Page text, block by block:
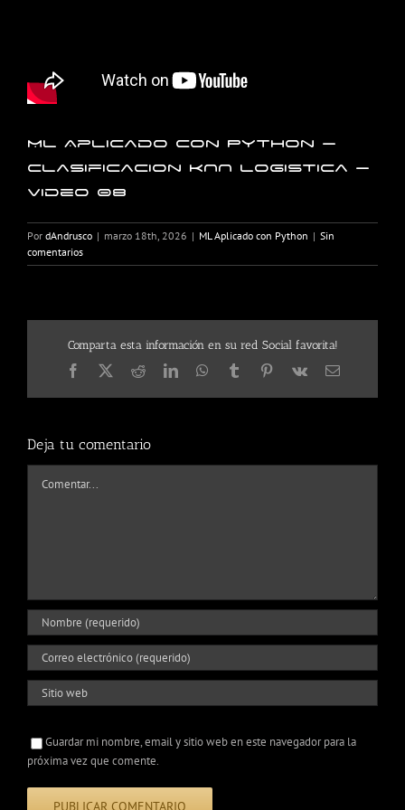
ML Aplicado con Python –
Clasificacion KNN logistica –
Video 08
Por dAndrusco | marzo 18th, 2026 | ML Aplicado con Python | Sin
comentarios
Comparta esta información en su red Social favorita!
Facebook
X RedditLinkedInWhatsApp
TumblrPinterest
Vk
Correo
Deja tu comentario
Guardar mi nombre, email y sitio web en este navegador para la
próxima vez que comente.